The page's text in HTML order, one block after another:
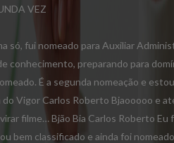
VEZ
só, fui nomeado para Auxiliar
conhecimento, preparando para
É a segunda nomeação e
do Vigor Carlos Roberto Bjaooooo e
filme… Bjão Bia Carlos Roberto
bem classificado e ainda foi